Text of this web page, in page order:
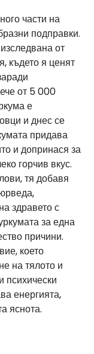
части на
подправки.
от
където я ценят
от 5 000
е
и днес се
придава
и допринася за
горчив вкус.
тя добавя
здравето с
за една
причини.
което
на тялото и
психически
енергията,
яснота.